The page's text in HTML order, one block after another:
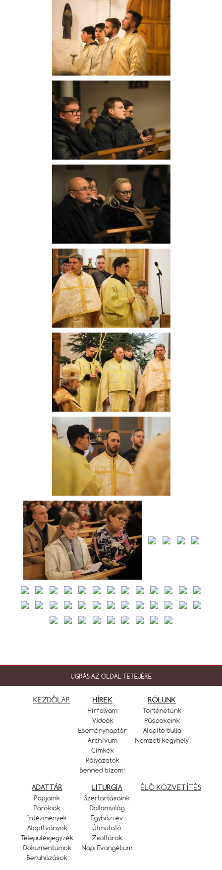
UGRÁS AZ OLDAL TETEJÉRE
KEZDŐLAP HÍREK
Hírfolyam
Videók
Eseménynaptár
Archívum
Címkék
Pályázatok
Benned bízom!
RÓLUNK
Történetünk
Püspökeink
Alapító bulla
Nemzeti kegyhely
ADATTÁR
Papjaink
Parókiák
Intézmények
Alapítványok
Településjegyzék
Dokumentumok
Beruházások
LITURGIA
Szertartásaink
Dallamvilág
Egyházi év
Útmutató
Zsoltárok
Napi Evangélium
ÉLŐ KÖZVETÍTÉS